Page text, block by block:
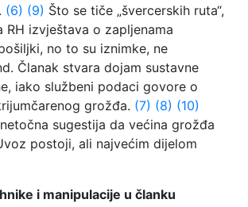
(6) (9) Što se tiče „švercerskih ruta“,
RH izvještava o zapljenama
no to su iznimke, ne
Članak stvara dojam sustavne
iako službeni podaci govore o
grožđa. (7) (8) (10)
sugestija da većina grožđa
postoji, ali najvećim dijelom
i manipulacije u članku